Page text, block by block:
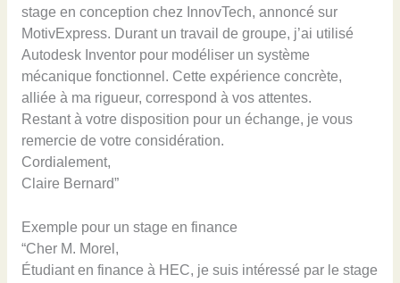
stage en conception chez InnovTech, annoncé sur
MotivExpress. Durant un travail de groupe, j’ai utilisé
Autodesk Inventor pour modéliser un système
mécanique fonctionnel. Cette expérience concrète,
alliée à ma rigueur, correspond à vos attentes.
Restant à votre disposition pour un échange, je vous
remercie de votre considération.
Cordialement,
Claire Bernard”
Exemple pour un stage en finance
“Cher M. Morel,
Étudiant en finance à HEC, je suis intéressé par le stage